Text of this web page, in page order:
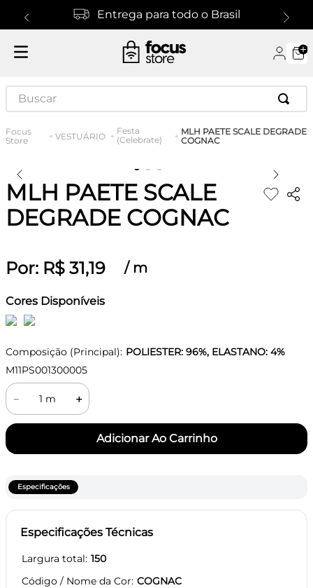
Entrega para todo o Brasil
Buscar
VESTUÁRIO
Festa
(Celebrate)
MLH PAETE SCALE DEGRADE
COGNAC
MLH PAETE SCALE
DEGRADE COGNAC
Por: R$ 31,19 / m
Cores Disponíveis
Composição (Principal): POLIESTER: 96%, ELASTANO: 4%
M11PS001300005
＋
－
Especificações
Especificações Técnicas
Largura total 150
Código / Nome da Cor COGNAC